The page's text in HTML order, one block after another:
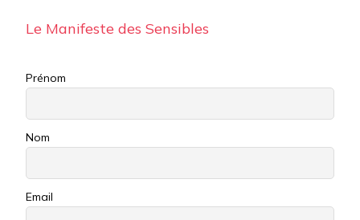
Le Manifeste des Sensibles
Prénom
Nom
Email